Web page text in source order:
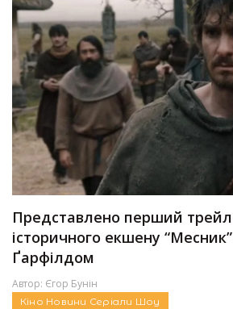
Представлено перший
історичного екшену
Ґарфілдом
Автор: Єгор Бунін
Кіно Новини Серіали Шоу